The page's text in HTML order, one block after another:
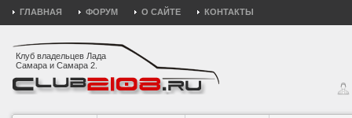
ГЛАВНАЯ ФОРУМ О САЙТЕ КОНТАКТЫ
Клуб владельцев Лада
Самара и Самара 2.